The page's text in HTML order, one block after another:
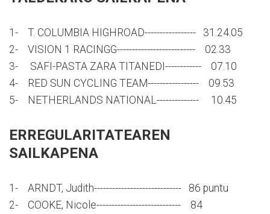
1- T. COLUMBIA HIGHROAD----------------- 31.24.05
2- VISION 1 RACINGG-------------------------- 02.33
3- SAFI-PASTA ZARA TITANEDI------------ 07.10
4- RED SUN CYCLING TEAM----------------- 09.53
5- NETHERLANDS NATIONAL-------------- 10.45
ERREGULARITATEAREN
SAILKAPENA
1- ARNDT, Judith----------------------------- 86 puntu
2- COOKE, Nicole---------------------------- 84